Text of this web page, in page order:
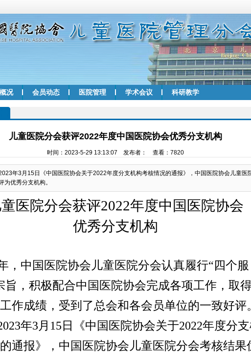
况 会员动态 医院管理 学术会议 科研教学
儿童医院分会获评2022年度中国医院协会优秀分支机构
时间：2023-5-29 13:13:07 发布者： 查看：7820
年3月15日《中国医院协会关于2022年度分支机构考核情况的通报》，中国医院协会儿童医
为优秀分支机构。
童医院分会获评2022年度中国医院协会
优秀分支机构
，中国医院协会儿童医院分会认真履行“四个服
旨，积极配合中国医院协会完成各项工作，取
作成绩，受到了总会和各会员单位的一致好评
年3 月 15 日《中国医院协会关于2022年度分
通报》，中国医院协会儿童医院分会考核结果